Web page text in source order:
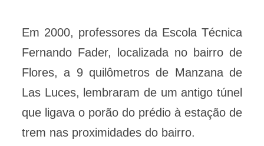
Em 2000, professores da Escola Técnica
Fernando Fader, localizada no bairro de
Flores, a 9 quilômetros de Manzana de
Las Luces, lembraram de um antigo túnel
que ligava o porão do prédio à estação de
trem nas proximidades do bairro.